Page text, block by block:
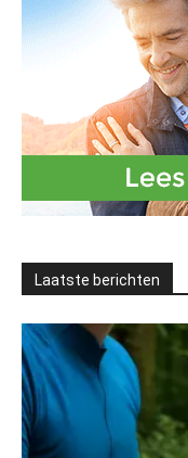
Laatste berichten